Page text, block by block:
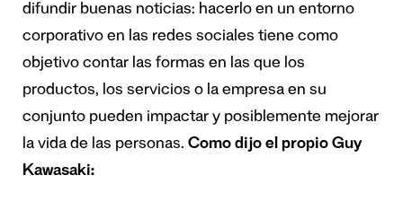
difundir buenas noticias: hacerlo en un entorno
corporativo en las redes sociales tiene como
objetivo contar las formas en las que los
productos, los servicios o la empresa en su
conjunto pueden impactar y posiblemente mejorar
la vida de las personas. Como dijo el propio Guy
Kawasaki: